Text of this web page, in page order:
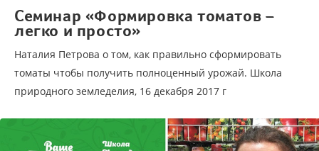
Семинар «Формировка томатов –
легко и просто»
Наталия Петрова о том, как правильно сформировать
томаты чтобы получить полноценный урожай. Школа
природного земледелия, 16 декабря 2017 г